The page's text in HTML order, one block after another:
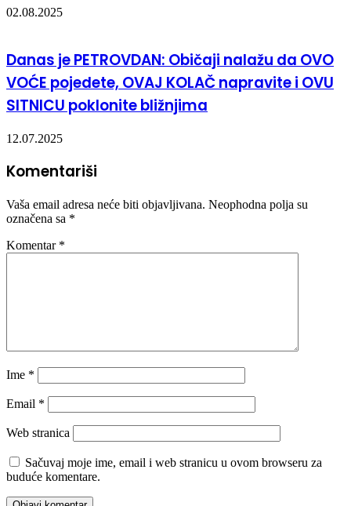
02.08.2025
Danas je PETROVDAN: Običaji nalažu da OVO
VOĆE pojedete, OVAJ KOLAČ napravite i OVU
SITNICU poklonite bližnjima
12.07.2025
Komentariši
Vaša email adresa neće biti objavljivana. Neophodna polja su
označena sa *
Komentar *
Ime *
Email *
Web stranica
Sačuvaj moje ime, email i web stranicu u ovom browseru za
buduće komentare.